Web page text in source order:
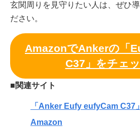
玄関周りを見守りたい人は、ぜひ
ださい。
AmazonでAnkerの「
C37」をチェッ
■関連サイト
「Anker Eufy eufyCam C37」
Amazon